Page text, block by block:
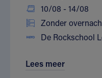
10/08 - 14/08
Zonder
De Rockschool
Lees meer